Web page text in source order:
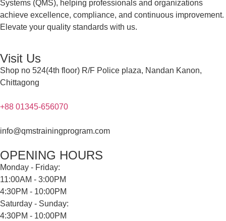
Systems (QMS), helping professionals and organizations
achieve excellence, compliance, and continuous improvement.
Elevate your quality standards with us.
Visit Us
Shop no 524(4th floor) R/F Police plaza, Nandan Kanon,
Chittagong
+88 01345-656070
info@qmstrainingprogram.com
OPENING HOURS
Monday - Friday:
11:00AM - 3:00PM
4:30PM - 10:00PM
Saturday - Sunday:
4:30PM - 10:00PM